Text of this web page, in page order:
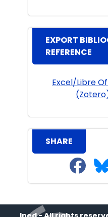
EXPORT
REFERENCE
Excel/Libre
SHARE